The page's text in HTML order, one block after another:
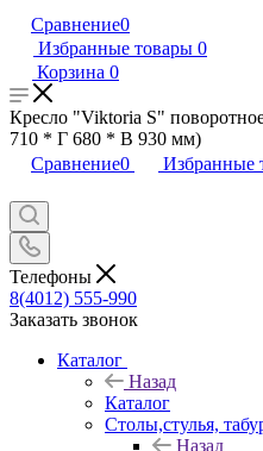
Сравнение0
Избранные товары 0
Корзина 0
Кресло "Viktoria S"
710 * Г 680 * В 930 мм)
Сравнение0 Избранные
Телефоны
8(4012) 555-990
Заказать звонок
Каталог
Назад
Каталог
Столы,стулья,
Назад